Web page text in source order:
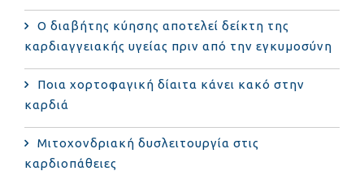
Ο διαβήτης κύησης αποτελεί δείκτη της
καρδιαγγειακής υγείας πριν από την εγκυμοσύνη
Ποια χορτοφαγική δίαιτα κάνει κακό στην
καρδιά
Μιτοχονδριακή δυσλειτουργία στις
καρδιοπάθειες